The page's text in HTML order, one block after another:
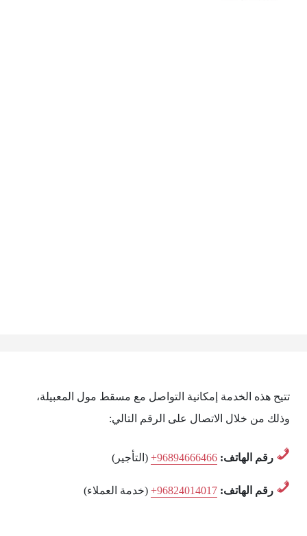
تتيح هذه الخدمة إمكانية التواصل مع مسقط مول المعبيلة،
وذلك من خلال الاتصال على الرقم التالي:
رقم الهاتف: +96894666466 (التأجير)
رقم الهاتف: +96824014017 (خدمة العملاء)